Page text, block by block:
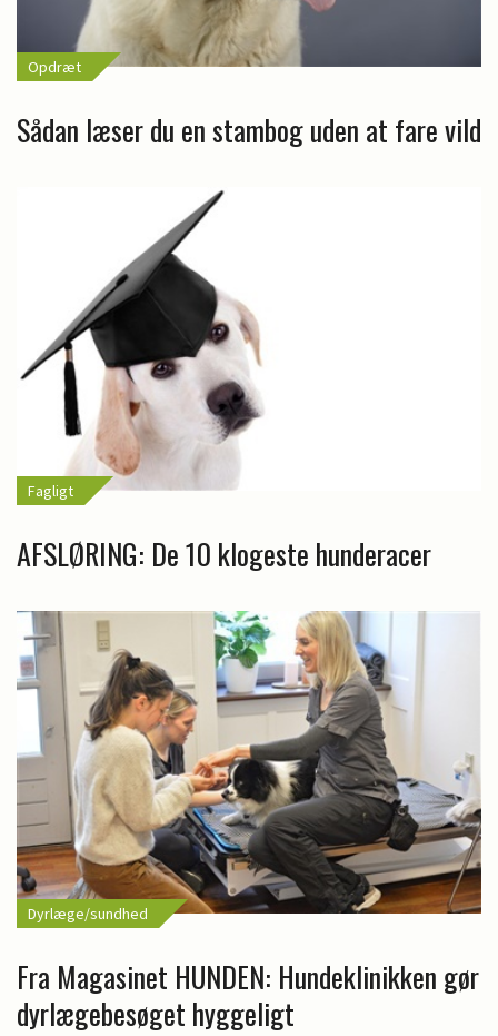
Opdræt
Sådan læser du en stambog uden at fare vild
Fagligt
AFSLØRING: De 10 klogeste hunderacer
Dyrlæge/sundhed
Fra Magasinet HUNDEN: Hundeklinikken gør
dyrlægebesøget hyggeligt